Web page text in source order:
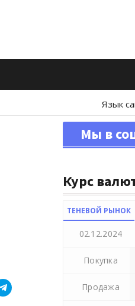
Язык
Мы в
Курс
ТЕНЕВОЙ РЫНОК
02.12.2024
Покупка
Продажа